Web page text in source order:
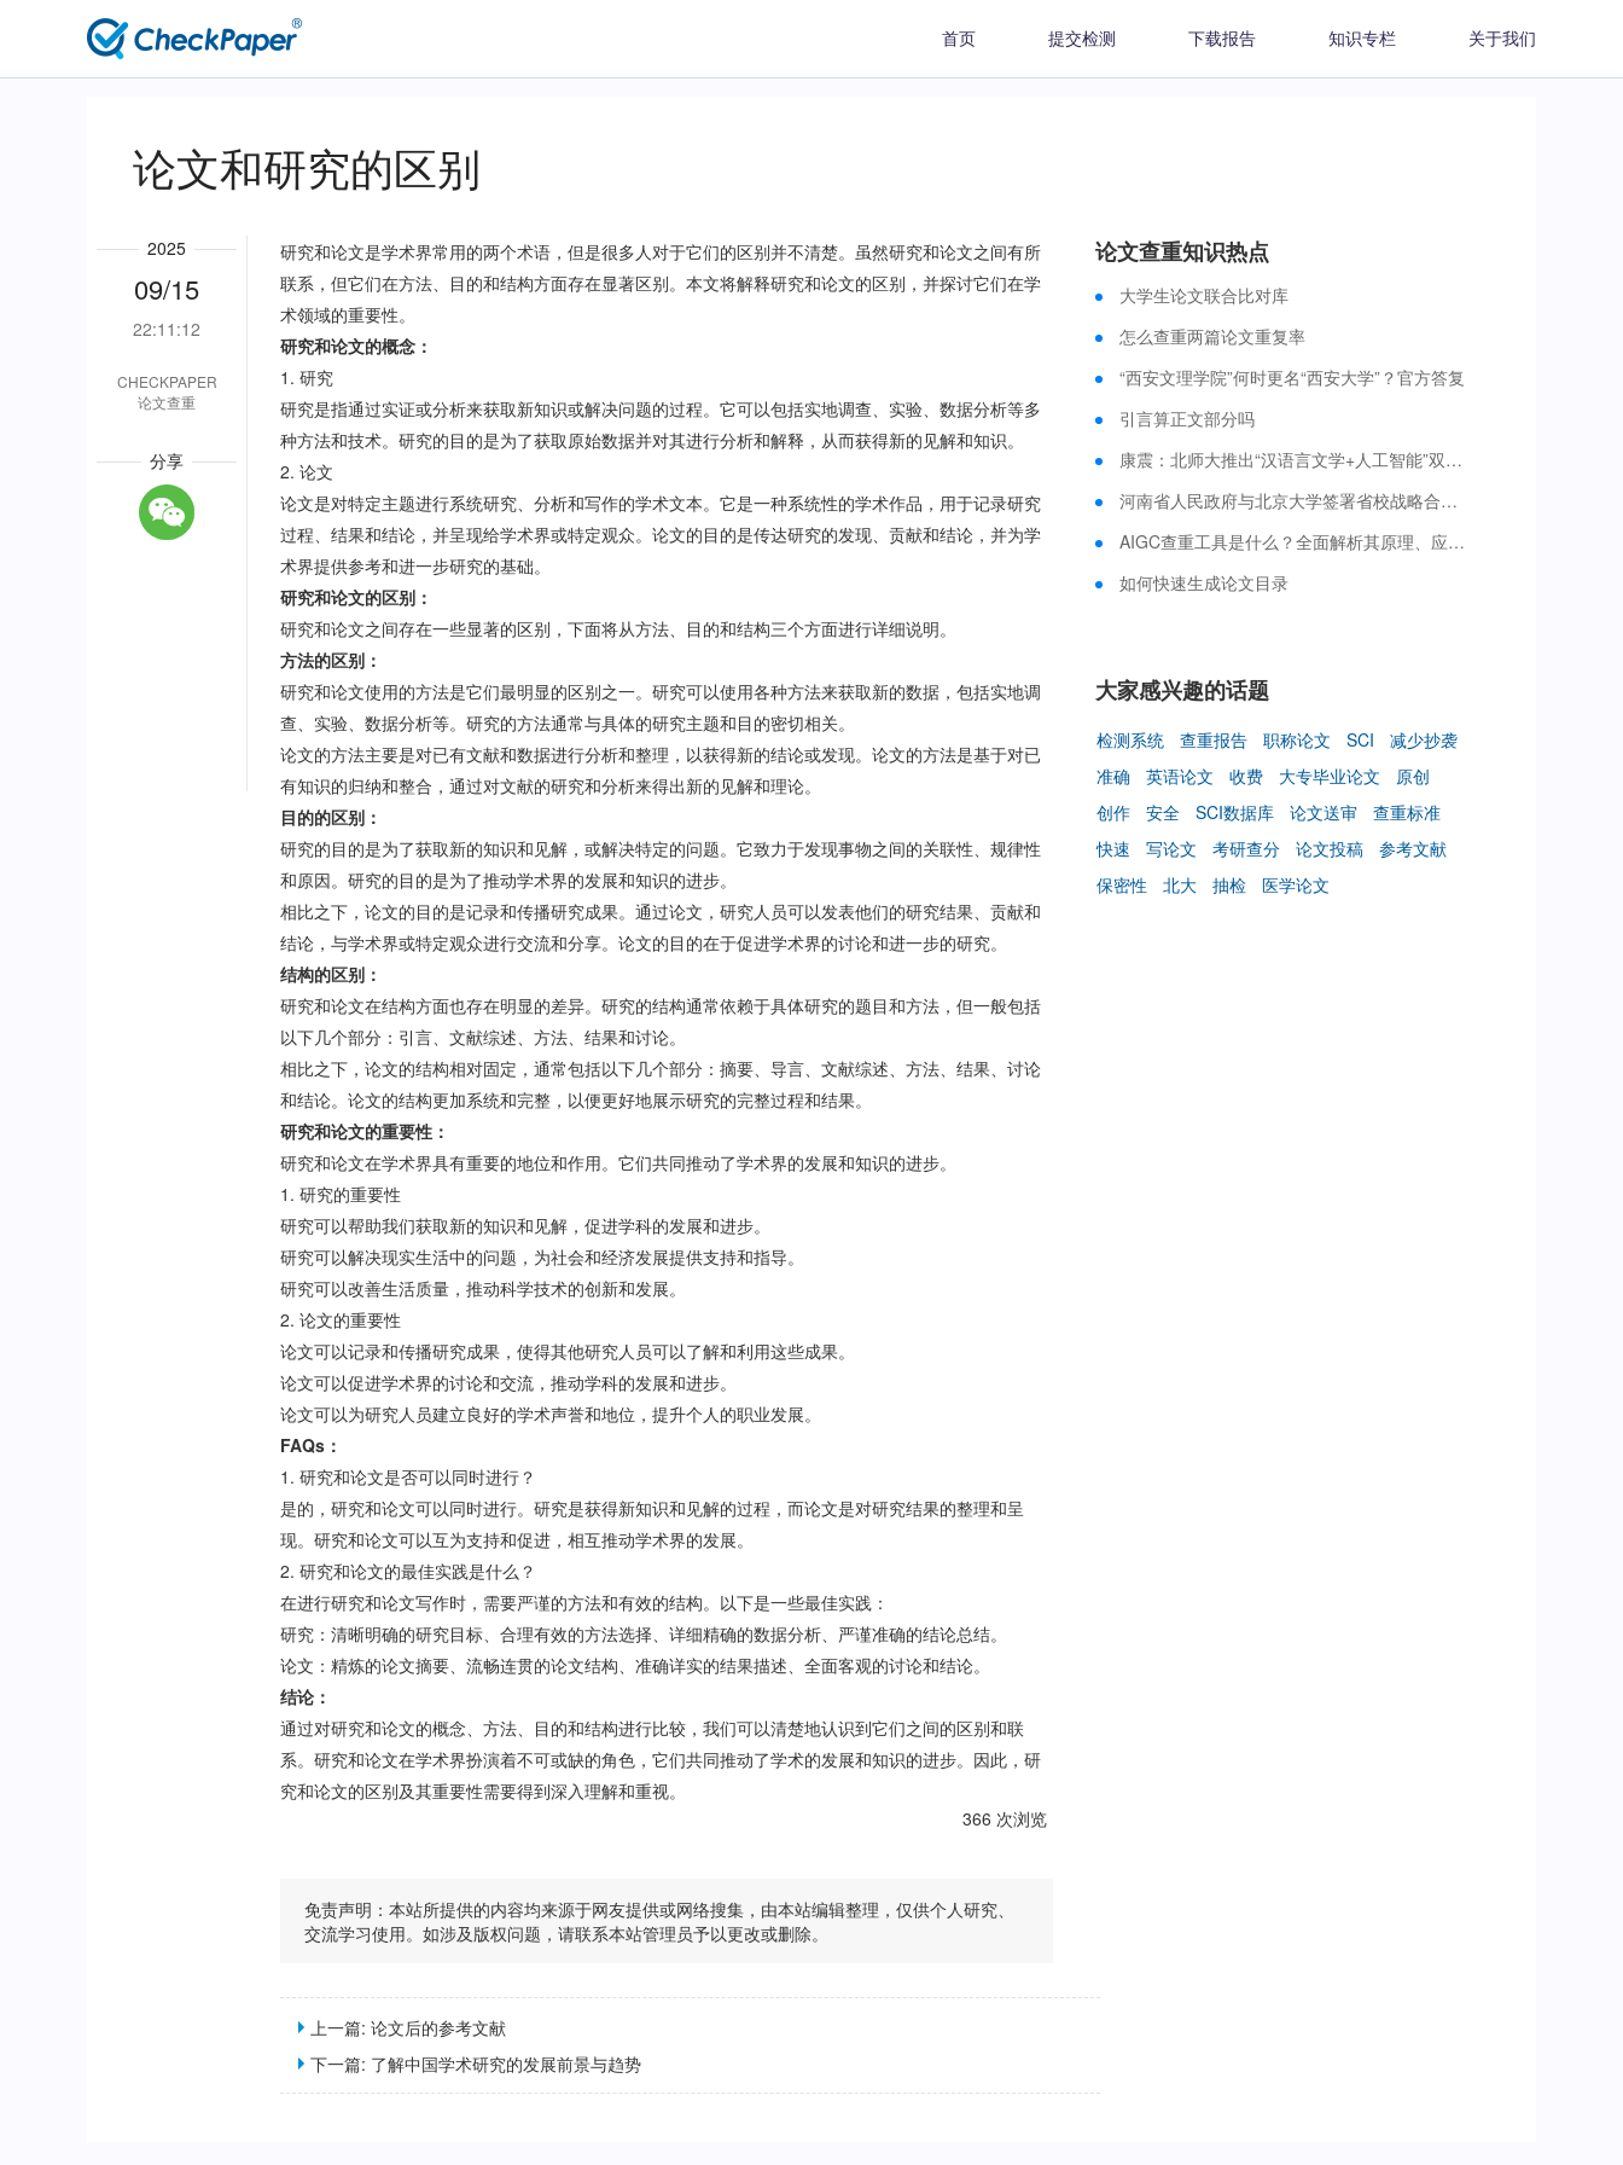
导
航 首页 提交检测 下载报告 知识专栏 关于我们
论文和研究的区别
2025
09/15
22:11:12
CHECKPAPER
论文查重
分享
研究和论文是学术界常用的两个术语，但是很多人对于它们的区别并不清楚。虽然研究和论文之间有所
联系，但它们在方法、目的和结构方面存在显著区别。本文将解释研究和论文的区别，并探讨它们在学
术领域的重要性。
研究和论文的概念：
1. 研究
研究是指通过实证或分析来获取新知识或解决问题的过程。它可以包括实地调查、实验、数据分析等多
种方法和技术。研究的目的是为了获取原始数据并对其进行分析和解释，从而获得新的见解和知识。
2. 论文
论文是对特定主题进行系统研究、分析和写作的学术文本。它是一种系统性的学术作品，用于记录研究
过程、结果和结论，并呈现给学术界或特定观众。论文的目的是传达研究的发现、贡献和结论，并为学
术界提供参考和进一步研究的基础。
研究和论文的区别：
研究和论文之间存在一些显著的区别，下面将从方法、目的和结构三个方面进行详细说明。
方法的区别：
研究和论文使用的方法是它们最明显的区别之一。研究可以使用各种方法来获取新的数据，包括实地调
查、实验、数据分析等。研究的方法通常与具体的研究主题和目的密切相关。
论文的方法主要是对已有文献和数据进行分析和整理，以获得新的结论或发现。论文的方法是基于对已
有知识的归纳和整合，通过对文献的研究和分析来得出新的见解和理论。
目的的区别：
研究的目的是为了获取新的知识和见解，或解决特定的问题。它致力于发现事物之间的关联性、规律性
和原因。研究的目的是为了推动学术界的发展和知识的进步。
相比之下，论文的目的是记录和传播研究成果。通过论文，研究人员可以发表他们的研究结果、贡献和
结论，与学术界或特定观众进行交流和分享。论文的目的在于促进学术界的讨论和进一步的研究。
结构的区别：
研究和论文在结构方面也存在明显的差异。研究的结构通常依赖于具体研究的题目和方法，但一般包括
以下几个部分：引言、文献综述、方法、结果和讨论。
相比之下，论文的结构相对固定，通常包括以下几个部分：摘要、导言、文献综述、方法、结果、讨论
和结论。论文的结构更加系统和完整，以便更好地展示研究的完整过程和结果。
研究和论文的重要性：
研究和论文在学术界具有重要的地位和作用。它们共同推动了学术界的发展和知识的进步。
1. 研究的重要性
研究可以帮助我们获取新的知识和见解，促进学科的发展和进步。
研究可以解决现实生活中的问题，为社会和经济发展提供支持和指导。
研究可以改善生活质量，推动科学技术的创新和发展。
2. 论文的重要性
论文可以记录和传播研究成果，使得其他研究人员可以了解和利用这些成果。
论文可以促进学术界的讨论和交流，推动学科的发展和进步。
论文可以为研究人员建立良好的学术声誉和地位，提升个人的职业发展。
FAQs：
1. 研究和论文是否可以同时进行？
是的，研究和论文可以同时进行。研究是获得新知识和见解的过程，而论文是对研究结果的整理和呈
现。研究和论文可以互为支持和促进，相互推动学术界的发展。
2. 研究和论文的最佳实践是什么？
在进行研究和论文写作时，需要严谨的方法和有效的结构。以下是一些最佳实践：
研究：清晰明确的研究目标、合理有效的方法选择、详细精确的数据分析、严谨准确的结论总结。
论文：精炼的论文摘要、流畅连贯的论文结构、准确详实的结果描述、全面客观的讨论和结论。
结论：
通过对研究和论文的概念、方法、目的和结构进行比较，我们可以清楚地认识到它们之间的区别和联
系。研究和论文在学术界扮演着不可或缺的角色，它们共同推动了学术的发展和知识的进步。因此，研
究和论文的区别及其重要性需要得到深入理解和重视。
366 次浏览
免责声明：本站所提供的内容均来源于网友提供或网络搜集，由本站编辑整理，仅供个人研究、
交流学习使用。如涉及版权问题，请联系本站管理员予以更改或删除。
上一篇:论文后的参考文献
下一篇: 了解中国学术研究的发展前景与趋势
论文查重知识热点
大学生论文联合比对库
怎么查重两篇论文重复率
“西安文理学院”何时更名“西安大学”？官方答复
引言算正文部分吗
康震：北师大推出“汉语言文学+人工智能”双学士学位培养项目 今年启动招生
河南省人民政府与北京大学签署省校战略合作框架协议
AIGC查重工具是什么？全面解析其原理、应用与选择策略
如何快速生成论文目录
大家感兴趣的话题
检测系统 查重报告 职称论文 SCI
减少抄袭
准确
英语论文 收费 大专毕业论文
原创
创作
安全 SCI数据库 论文送审
查重标准
快速
写论文 考研查分 论文投稿
参考文献
保密性
北大 抽检 医学论文